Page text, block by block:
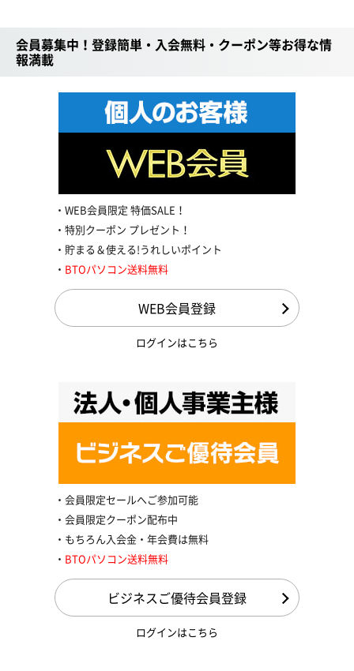
会員募集中！登録簡単・入会無料・クーポン等お得な情
報満載
WEB会員限定 特価SALE！
特別クーポン プレゼント！
貯まる＆使える!うれしいポイント
BTOパソコン送料無料
WEB会員登録
ログインはこちら
会員限定セールへご参加可能
会員限定クーポン配布中
もちろん入会金・年会費は無料
BTOパソコン送料無料
ビジネスご優待会員登録
ログインはこちら